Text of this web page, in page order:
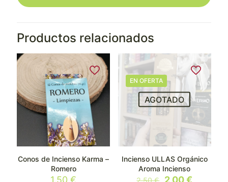
Productos relacionados
Conos de Incienso Karma –
Romero
EN OFERTA
AGOTADO
Incienso ULLAS Orgánico
Aroma Incienso
El